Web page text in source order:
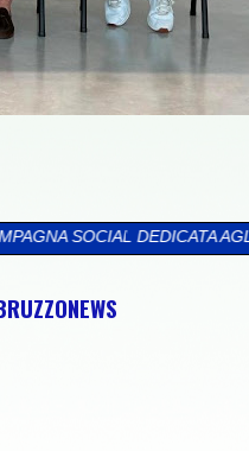
AGLI ABRUZZESI NEL MONDO